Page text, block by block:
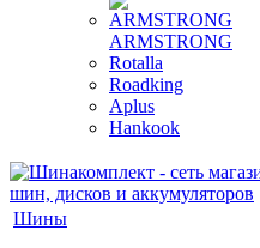
ARMSTRONG
Rotalla
Roadking
Aplus
Hankook
Шины